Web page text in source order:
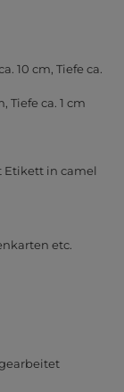
10 cm, Tiefe ca.
Tiefe ca. 1 cm
Etikett in camel
etc.